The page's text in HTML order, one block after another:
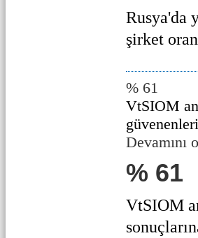
Rusya'da
şirket
% 61
VtSIOM
Devamını
% 61
VtSIOM